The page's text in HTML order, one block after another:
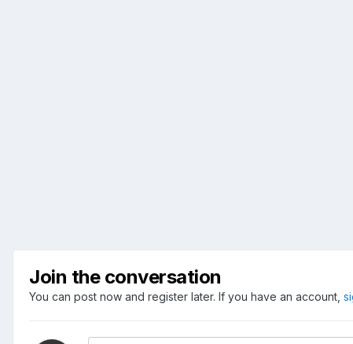
Join the conversation
You can post now and register later. If you have an account,